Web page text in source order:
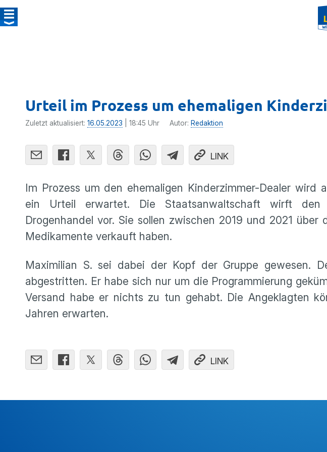
Urteil im Prozess um ehemaligen
Zuletzt aktualisiert: 16.05.2023 | 18:45 Uhr Autor: Redaktion
LINK
Im Prozess um den ehemaligen Kinderzimmer-Dealer
ein Urteil erwartet. Die Staatsanwaltschaft wirft den
Drogenhandel vor. Sie sollen zwischen 2019 und 2021
Medikamente verkauft haben.
Maximilian S. sei dabei der Kopf der Gruppe gewesen.
abgestritten. Er habe sich nur um die Programmierung
Versand habe er nichts zu tun gehabt. Die Angeklagten
Jahren erwarten.
LINK